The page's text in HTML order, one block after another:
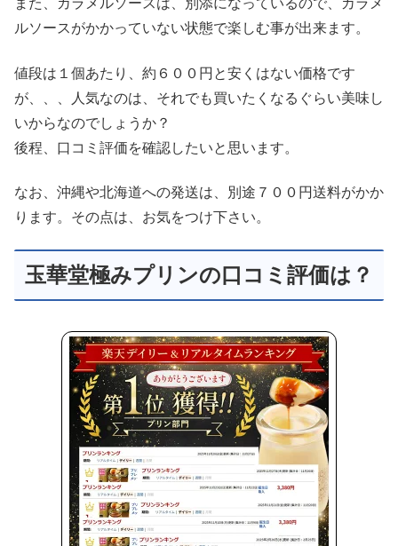
また、カラメルソースは、別添になっているので、カラメ
ルソースがかかっていない状態で楽しむ事が出来ます。
値段は１個あたり、約６００円と安くはない価格です
が、、、人気なのは、それでも買いたくなるぐらい美味し
いからなのでしょうか？
後程、口コミ評価を確認したいと思います。
なお、沖縄や北海道への発送は、別途７００円送料がかか
ります。その点は、お気をつけ下さい。
玉華堂極みプリンの口コミ評価は？